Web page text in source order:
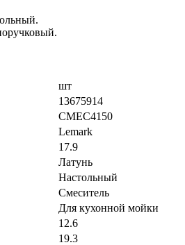
шт
13675914
СМЕС4150
Lemark
17.9
Латунь
Настольный
Смеситель
Для кухонной мойки
12.6
19.3